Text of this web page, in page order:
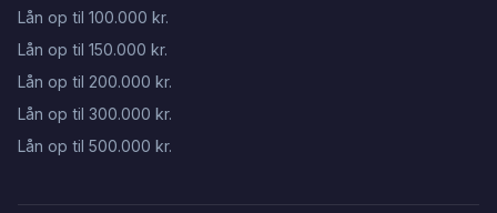
Lån op til 100.000 kr.
Lån op til 150.000 kr.
Lån op til 200.000 kr.
Lån op til 300.000 kr.
Lån op til 500.000 kr.